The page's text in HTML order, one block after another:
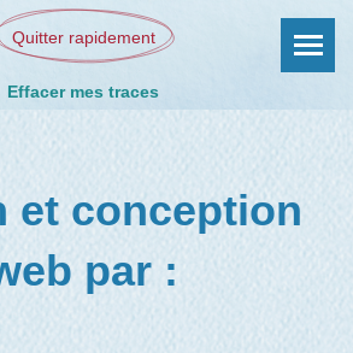
Quitter rapidement
Effacer mes traces
et conception
par :